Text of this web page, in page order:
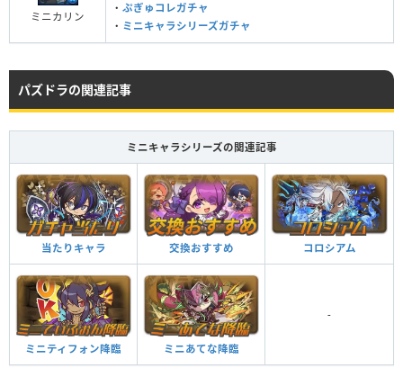
ミニカリン
・ ぷぎゅコレガチャ
・ ミニキャラシリーズガチャ
パズドラの関連記事
ミニキャラシリーズの関連記事
当たりキャラ 交換おすすめ コロシアム
ミニティフォン降臨 ミニあてな降臨
-